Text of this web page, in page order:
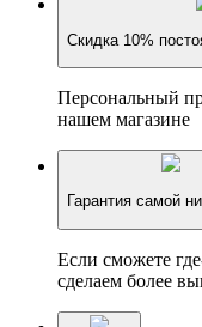
Скидка 10%
Персональный
нашем магазине
Гарантия самой
Если сможете
сделаем более